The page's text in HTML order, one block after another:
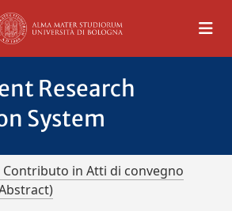
Research
System
Contributo in Atti di convegno